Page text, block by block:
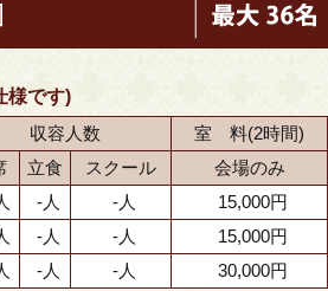
様です)
収容人数 室 料(2時間)
立食 スクール 会場のみ
-人 -人 15,000円
-人 -人 15,000円
-人 -人 30,000円